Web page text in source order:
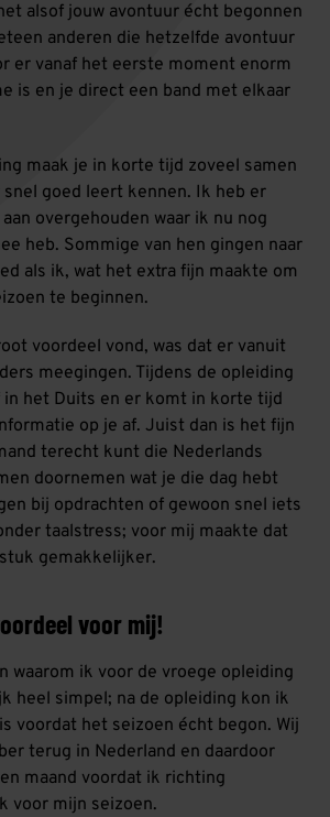
alsof jouw avontuur écht begonnen
anderen die hetzelfde avontuur
er vanaf het eerste moment enorm
is en je direct een band met elkaar
maak je in korte tijd zoveel samen
goed leert kennen. Ik heb er
overgehouden waar ik nu nog
heb. Sommige van hen gingen naar
als ik, wat het extra fijn maakte om
te beginnen.
voordeel vond, was dat er vanuit
meegingen. Tijdens de opleiding
het Duits en er komt in korte tijd
op je af. Juist dan is het fijn
terecht kunt die Nederlands
doornemen wat je die dag hebt
bij opdrachten of gewoon snel iets
taalstress; voor mij maakte dat
gemakkelijker.
voor mij!
waarom ik voor de vroege opleiding
heel simpel; na de opleiding kon ik
voordat het seizoen écht begon. Wij
terug in Nederland en daardoor
maand voordat ik richting
voor mijn seizoen.